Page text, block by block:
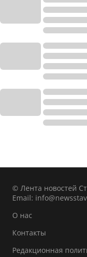
© Лента новостей
Email:
О нас
Контакты
Редакционная